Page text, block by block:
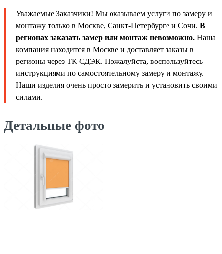
Уважаемые Заказчики! Мы оказываем услуги по замеру и
монтажу только в Москве, Санкт-Петербурге и Сочи. В
регионах заказать замер или монтаж невозможно. Наша
компания находится в Москве и доставляет заказы в
регионы через ТК СДЭК. Пожалуйста, воспользуйтесь
инструкциями по самостоятельному замеру и монтажу.
Наши изделия очень просто замерить и установить своими
силами.
Детальные фото